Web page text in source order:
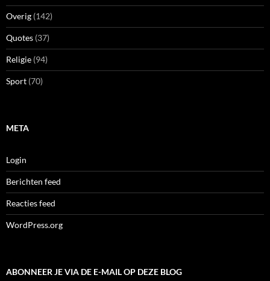
Overig (142)
Quotes (37)
Religie (94)
Sport (70)
META
Login
Berichten feed
Reacties feed
WordPress.org
ABONNEER JE VIA DE E-MAIL OP DEZE BLOG